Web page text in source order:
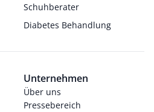
Schuhberater
Diabetes Behandlung
Unternehmen
Über uns
Pressebereich